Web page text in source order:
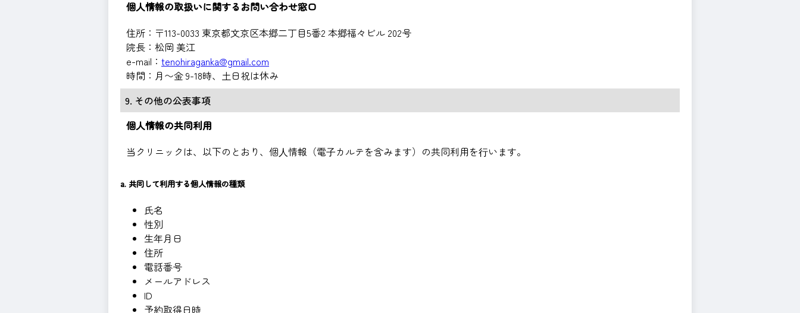
個人情報の取扱いに関するお問い合わせ窓口
住所：〒113-0033 東京都文京区本郷二丁目5番2 本郷福々ビル 202号
院長：松岡 美江
e-mail： tenohiraganka@gmail.com
時間：月〜金 9-18時、土日祝は休み
9. その他の公表事項
個人情報の共同利用
当クリニックは、以下のとおり、個⼈情報（電⼦カルテを含みます）の共同利用を⾏います。
a. 共同して利用する個人情報の種類
氏名
性別
生年月日
住所
電話番号
メールアドレス
ID
予約取得日時